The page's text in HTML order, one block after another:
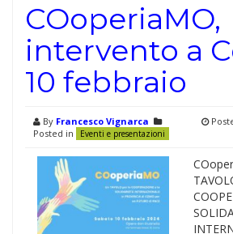
COoperiaMO,
intervento a
10 febbraio
By Francesco Vignarca
Posted in
Eventi e presentazioni